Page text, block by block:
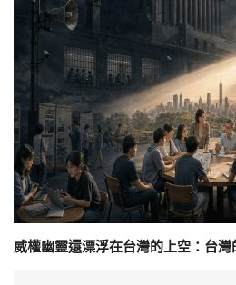
威權幽靈還漂浮在台灣的上空：台